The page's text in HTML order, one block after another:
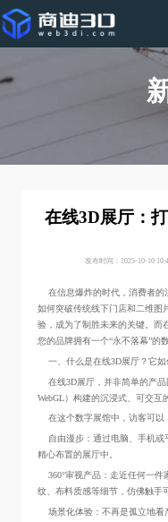
在线3D展厅：
发布时间：2025-10-10
在信息爆炸的时代，消费者的
如何突破传统线下门店和二维图
验，成为了制胜未来的关键。而
您的品牌拥有一个“永不落幕”的
一、什么是在线3D展厅？它如
在线3D展厅，并非简单的产品
WebGL）构建的沉浸式、可交互
在这个数字展馆中，访客可以
自由漫步：通过电脑、手机或
精心布置的展厅中。
360°审视产品：走近任何一件
纹、布料质感等细节，仿佛触手
场景化体验：不再是孤立地看